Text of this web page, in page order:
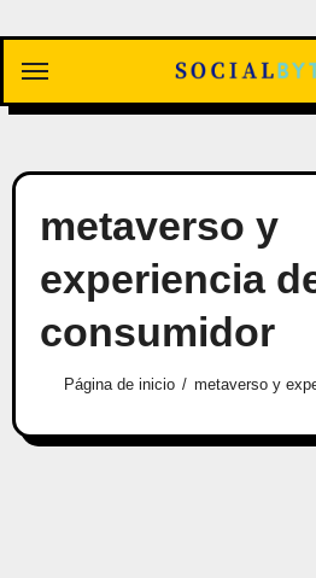
contenido
metaverso y
experiencia
consumidor
Página de inicio metaverso y